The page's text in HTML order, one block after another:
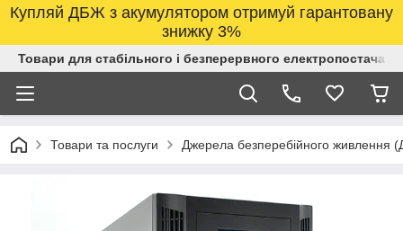
Купляй ДБЖ з акумулятором отримуй гарантовану
знижку 3%
Товари для стабільного і безперервного
Товари та послуги Джерела безперебійного живлення